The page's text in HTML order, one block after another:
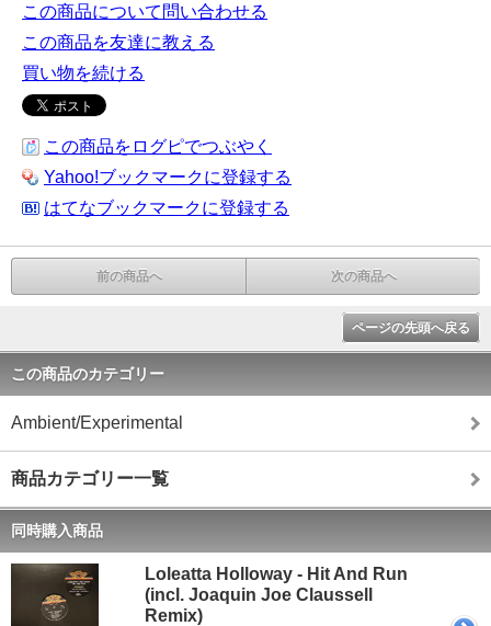
この商品について問い合わせる
この商品を友達に教える
買い物を続ける
この商品をログピでつぶやく
Yahoo!ブックマークに登録する
はてなブックマークに登録する
前の商品へ 次の商品へ
ページの先頭へ戻る
この商品のカテゴリー
Ambient/Experimental
商品カテゴリー一覧
同時購入商品
Loleatta Holloway - Hit And Run
(incl. Joaquin Joe Claussell
Remix)